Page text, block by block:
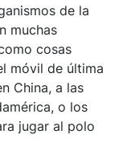
de la
muchas
cosas
móvil de última
China, a las
o los
jugar al polo